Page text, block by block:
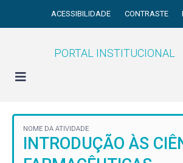
ACESSIBILIDADE CONTRASTE
PORTAL INSTITUCIONAL
NOME DA ATIVIDADE
INTRODUÇÃO ÀS